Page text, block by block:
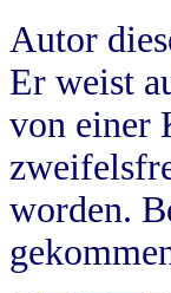
Autor
Er weist
von einer
worden.